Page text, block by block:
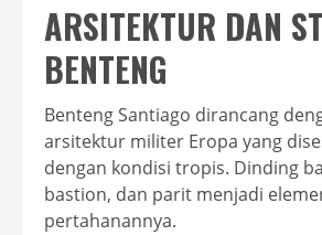
ARSITEKTUR DAN
BENTENG
Benteng Santiago dirancang
arsitektur militer Eropa yang
dengan kondisi tropis. Dinding
bastion, dan parit menjadi
pertahanannya.